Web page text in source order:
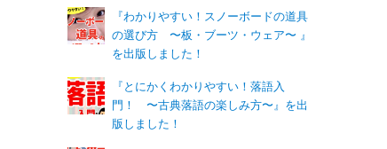
『わかりやすい！スノーボードの道具
の選び方 〜板・ブーツ・ウェア〜 』
を出版しました！
『とにかくわかりやすい！落語入
門！ 〜古典落語の楽しみ方〜』を出
版しました！